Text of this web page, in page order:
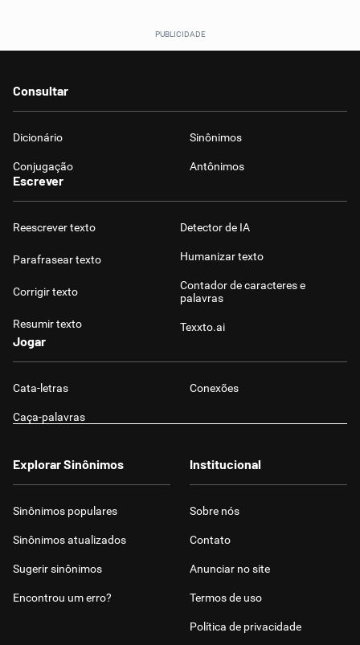
Consultar
Dicionário Sinônimos
Conjugação Antônimos
Escrever
Reescrever texto
Parafrasear texto
Corrigir texto
Resumir texto
Detector de IA
Humanizar texto
Contador de caracteres e
palavras
Texxto.ai
Jogar
Cata-letras Conexões
Caça-palavras
Explorar Sinônimos
Sinônimos populares
Sinônimos atualizados
Sugerir sinônimos
Encontrou um erro?
Institucional
Sobre nós
Contato
Anunciar no site
Termos de uso
Política de privacidade